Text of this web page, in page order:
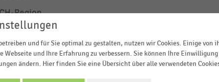
Region
Befragung
2023.
19 Handelsketten/über 11.000 Filialen/über 14 Mio.
und für Sie optimal zu gestalten, nutzen wir Cookies. Einige von
Webseite und Ihre Erfahrung zu verbessern. Sie können Ihre
ändern. Hier finden Sie eine Übersicht über alle verwendeten